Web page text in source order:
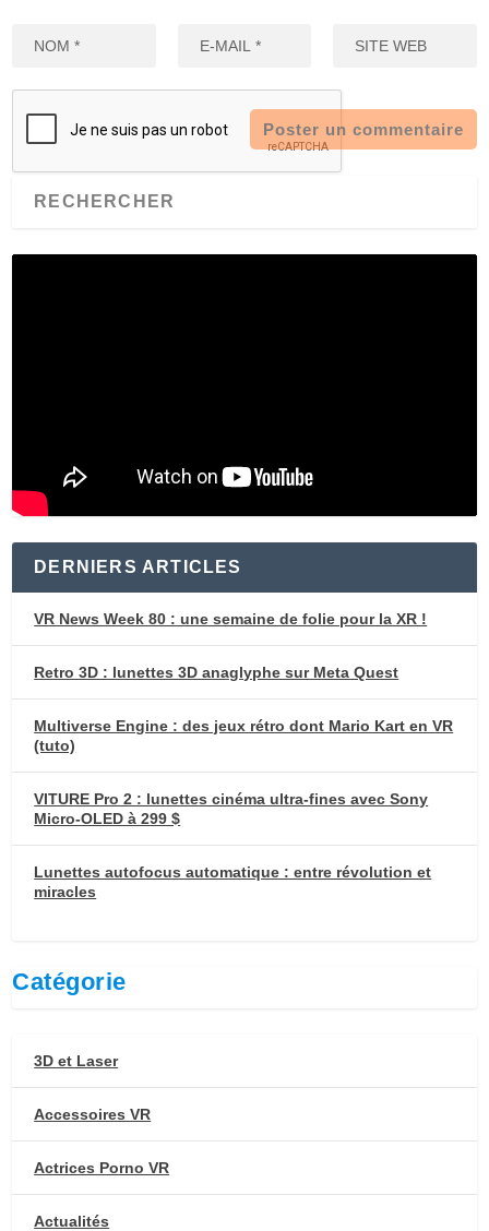
DERNIERS ARTICLES
VR News Week 80 : une semaine de folie pour la XR !
Retro 3D : lunettes 3D anaglyphe sur Meta Quest
Multiverse Engine : des jeux rétro dont Mario Kart en VR
(tuto)
VITURE Pro 2 : lunettes cinéma ultra-fines avec Sony
Micro-OLED à 299 $
Lunettes autofocus automatique : entre révolution et
miracles
Catégorie
3D et Laser
Accessoires VR
Actrices Porno VR
Actualités